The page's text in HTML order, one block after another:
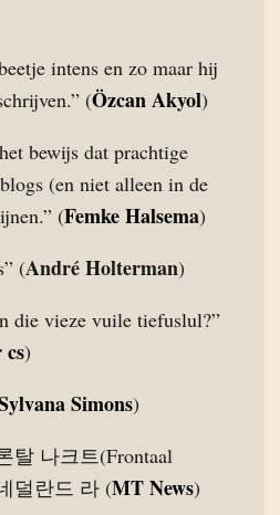
intens en zo maar hij
(Özcan Akyol)
bewijs dat prachtige
(en niet alleen in de
(Femke Halsema)
(André Holterman)
die vieze vuile tiefuslul?”
cs)
Simons)
탈 나크트(Frontaal
덜란드 라 (MT News)